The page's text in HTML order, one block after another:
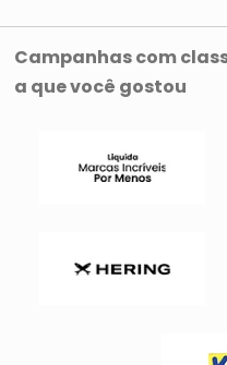
Campanhas com
a que você gostou